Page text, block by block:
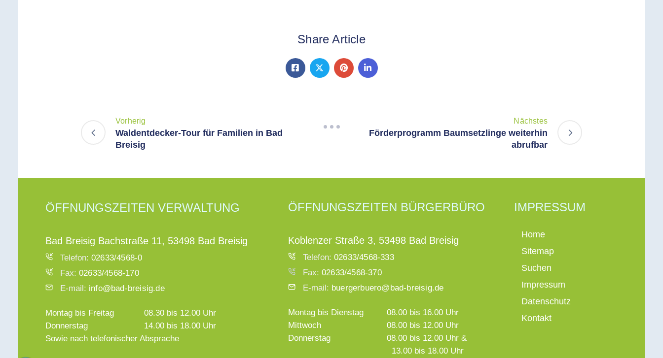
Share Article
Vorherig
Waldentdecker-Tour für Familien in Bad
Breisig
Nächstes
Förderprogramm Baumsetzlinge weiterhin
abrufbar
ÖFFNUNGSZEITEN VERWALTUNG
Bad Breisig Bachstraße 11, 53498 Bad Breisig
Telefon: 02633/4568-0
Fax: 02633/4568-170
E-mail: info@bad-breisig.de
Montag bis Freitag
08.30 bis 12.00 Uhr
Donnerstag
14.00 bis 18.00 Uhr
Sowie nach telefonischer Absprache
ÖFFNUNGSZEITEN BÜRGERBÜRO
Koblenzer Straße 3, 53498 Bad Breisig
Telefon: 02633/4568-333
Fax: 02633/4568-370
E-mail: buergerbuero@bad-breisig.de
Montag bis Dienstag
08.00 bis 16.00 Uhr
Mittwoch
08.00 bis 12.00 Uhr
Donnerstag
08.00 bis 12.00 Uhr &
13.00 bis 18.00 Uhr
IMPRESSUM
Home
Sitemap
Suchen
Impressum
Datenschutz
Kontakt